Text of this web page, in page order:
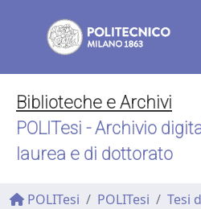
Biblioteche e Archivi
POLITesi - Archivio
laurea e di dottorato
POLITesi POLITesi Tesi